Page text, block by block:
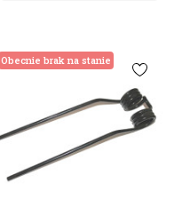
Obecnie brak na stanie